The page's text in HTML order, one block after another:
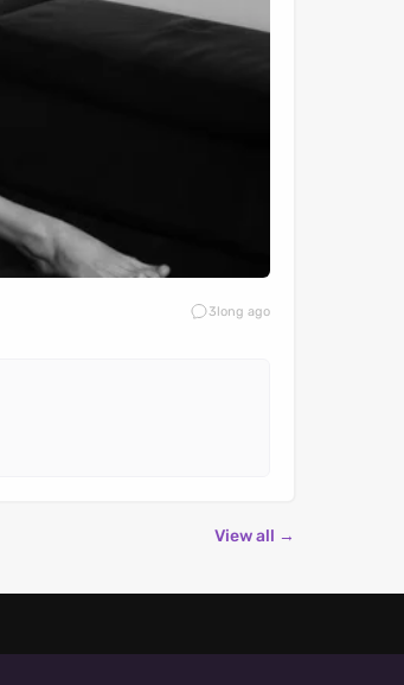
3long ago
View all →